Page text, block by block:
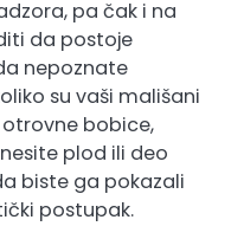
pa čak i na
da postoje
nepoznate
su vaši mališani
bobice,
plod ili deo
biste ga pokazali
postupak.